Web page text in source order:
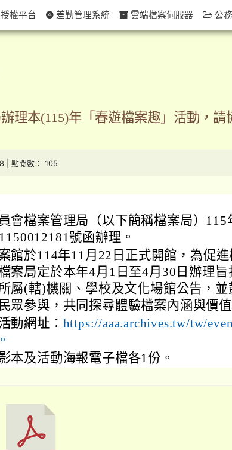
理本(115)年「春遊檔案趣」活動，
| 點閱數： 105
會檔案管理局（以下簡稱檔案局）115
號函辦理。
館於114年11月22日正式開館，為促進
案局定於本年4月1日至4月30日辦理旨
屬(轄)機關、學校及文化場館公告，並
眾參與，共同探尋體驗檔案內涵與價值
動網址： https://aaa.archives.tw/tw/
本及活動海報電子檔各1份。
權平台 差勤管理系統 雲端檔案伺服器 公